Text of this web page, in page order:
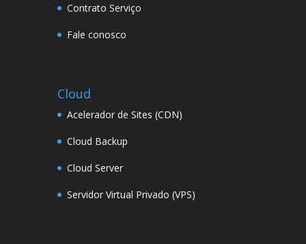
Contrato Serviço
Fale conosco
Cloud
Acelerador de Sites (CDN)
Cloud Backup
Cloud Server
Servidor Virtual Privado (VPS)